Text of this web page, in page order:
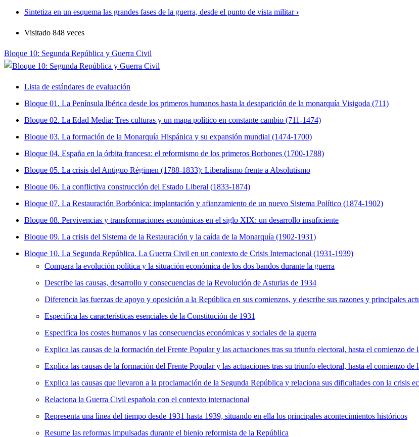
Sintetiza en un esquema las grandes fases de la guerra, desde el punto de vista militar ›
Visitado 848 veces
Bloque 10: Segunda República y Guerra Civil
Lista de estándares de evaluación
Bloque 01. La Península Ibérica desde los primeros humanos hasta la desaparición de la monarquía Visigoda (711)
Bloque 02. La Edad Media: Tres culturas y un mapa político en constante cambio (711-1474)
Bloque 03. La formación de la Monarquía Hispánica y su expansión mundial (1474-1700)
Bloque 04. España en la órbita francesa: el reformismo de los primeros Borbones (1700-1788)
Bloque 05. La crisis del Antiguo Régimen (1788-1833): Liberalismo frente a Absolutismo
Bloque 06. La conflictiva construcción del Estado Liberal (1833-1874)
Bloque 07. La Restauración Borbónica: implantación y afianzamiento de un nuevo Sistema Político (1874-1902)
Bloque 08. Pervivencias y transformaciones económicas en el siglo XIX: un desarrollo insuficiente
Bloque 09. La crisis del Sistema de la Restauración y la caída de la Monarquía (1902-1931)
Bloque 10. La Segunda República. La Guerra Civil en un contexto de Crisis Internacional (1931-1939)
Compara la evolución política y la situación económica de los dos bandos durante la guerra
Describe las causas, desarrollo y consecuencias de la Revolución de Asturias de 1934
Diferencia las fuerzas de apoyo y oposición a la República en sus comienzos, y describe sus razones y principales
Especifica las características esenciales de la Constitución de 1931
Especifica los costes humanos y las consecuencias económicas y sociales de la guerra
Explica las causas de la formación del Frente Popular y las actuaciones tras su triunfo electoral, hasta el comienzo de
Explica las causas de la formación del Frente Popular y las actuaciones tras su triunfo electoral, hasta el comienzo de
Explica las causas que llevaron a la proclamación de la Segunda República y relaciona sus dificultades con la crisis
Relaciona la Guerra Civil española con el contexto internacional
Representa una línea del tiempo desde 1931 hasta 1939, situando en ella los principales acontecimientos históricos
Resume las reformas impulsadas durante el bienio reformista de la República